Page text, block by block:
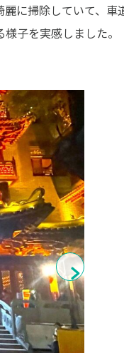
に掃除していて、
子を実感しました。